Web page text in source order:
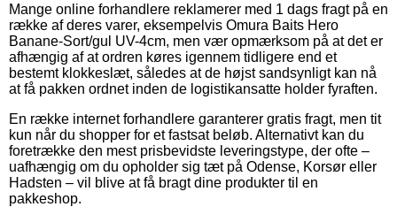
Mange online forhandlere reklamerer med 1 dags fragt på en
række af deres varer, eksempelvis Omura Baits Hero
Banane-Sort/gul UV-4cm, men vær opmærksom på at det er
afhængig af at ordren køres igennem tidligere end et
bestemt klokkeslæt, således at de højst sandsynligt kan nå
at få pakken ordnet inden de logistikansatte holder fyraften.
En række internet forhandlere garanterer gratis fragt, men tit
kun når du shopper for et fastsat beløb. Alternativt kan du
foretrække den mest prisbevidste leveringstype, der ofte –
uafhængig om du opholder sig tæt på Odense, Korsør eller
Hadsten – vil blive at få bragt dine produkter til en
pakkeshop.